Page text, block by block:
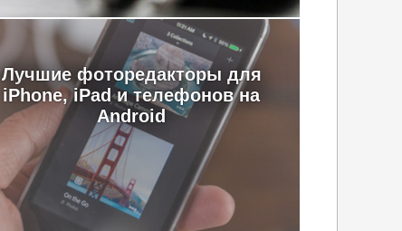
Лучшие фоторедакторы для
iPhone, iPad и телефонов на
Android